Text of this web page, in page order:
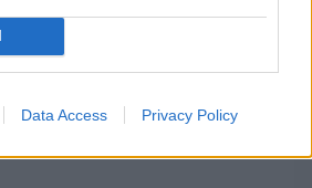
Data Access Privacy Policy